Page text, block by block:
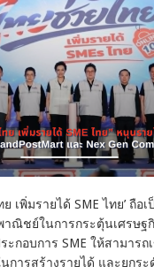
ย เพิ่มรายได้ SME ไทย’ ถื
ณิชย์ในการกระตุ้นเศรษฐ
กอบการ SME ให้สามารถ
การสร้างรายได้ และยกร